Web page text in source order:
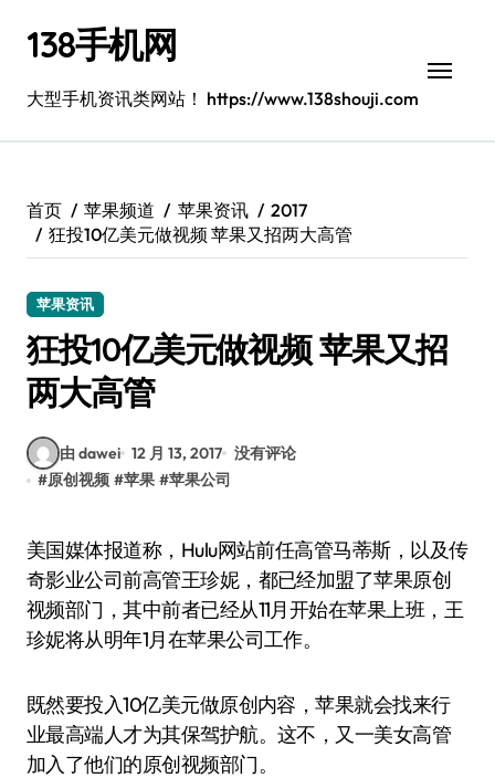
138手机网
大型手机资讯类网站！ https://www.138shouji.com
首页 苹果频道 苹果资讯
2017
狂投10亿美元做视频 苹果又招两大高管
苹果资讯
狂投10亿美元做视频 苹果又招
两大高管
由 dawei 12 月 13, 2017 没有评论
#原创视频 #苹果 #苹果公司
美国媒体报道称，Hulu网站前任高管马蒂斯，以及传
奇影业公司前高管王珍妮，都已经加盟了苹果原创
视频部门，其中前者已经从11月开始在苹果上班，王
珍妮将从明年1月在苹果公司工作。
既然要投入10亿美元做原创内容，苹果就会找来行
业最高端人才为其保驾护航。这不，又一美女高管
加入了他们的原创视频部门。